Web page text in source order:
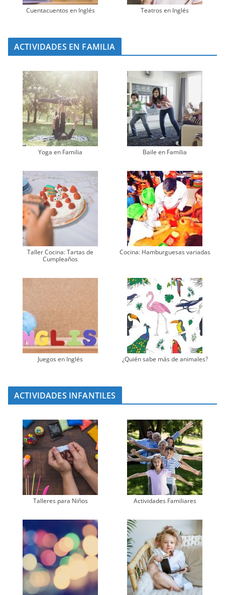
Cuentacuentos en Inglés Teatros en Inglés
ACTIVIDADES EN FAMILIA
Yoga en Familia Baile en Familia
Taller Cocina: Tartas de
Cumpleaños
Cocina: Hamburguesas variadas
Juegos en Inglés ¿Quién sabe más de animales?
ACTIVIDADES INFANTILES
Talleres para Niños Actividades Familiares